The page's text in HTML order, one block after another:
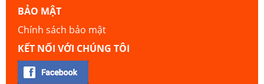
BẢO MẬT
Chính sách bảo mật
KẾT NỐI VỚI CHÚNG TÔI